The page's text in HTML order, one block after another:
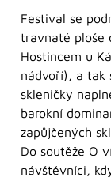
Festival se
travnaté ploše
Hostincem u
nádvoří), a tak
skleničky
barokní
zapůjčených
Do soutěže O
návštěvníci,